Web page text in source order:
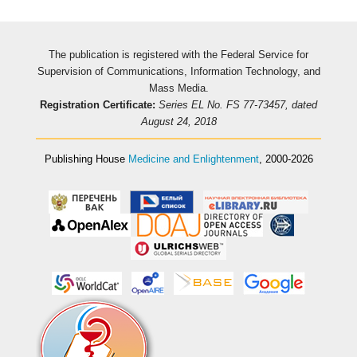
The publication is registered with the Federal Service for
Supervision of Communications, Information Technology, and
Mass Media.
Registration Certificate: Series EL No. FS 77-73457, dated
August 24, 2018
Publishing House Medicine and Enlightenment, 2000-2026